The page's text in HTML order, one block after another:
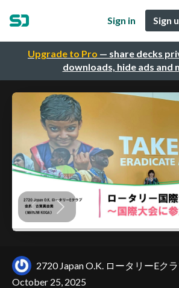
Upgrade to Pro — share decks
downloads, hide ads and
Sign in Sign
2720 Japan O.K. ロータリーEク
October 25, 2025